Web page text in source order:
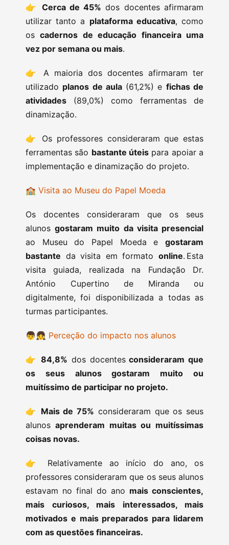
👉 Cerca de 45% dos docentes afirmaram
utilizar tanto a plataforma educativa, como
oscadernos de educação financeira uma
vez por semana ou mais.
👉 A maioria dos docentes afirmaram ter
utilizado planos de aula(61,2%) e fichas de
atividades (89,0%) como ferramentas de
dinamização.
👉 Os professores consideraram que estas
ferramentas são bastante úteis para apoiar a
implementação e dinamização do projeto.
🏫 Visita ao Museu do Papel Moeda
Os docentes consideraram que os seus
alunosgostaram muito da visita presencial
ao Museu do Papel Moeda e gostaram
bastante da visita em formato online. Esta
visita guiada, realizada na Fundação Dr.
António Cupertino de Miranda ou
digitalmente, foi disponibilizada a todas as
turmas participantes.
👦👧 Perceção do impacto nos alunos
👉84,8% dos docentesconsideraram que
os seus alunos gostaram muito ou
muitíssimo de participar no projeto.
👉 Mais de 75% consideraram que os seus
alunos aprenderam muitas ou muitíssimas
coisas novas.
👉 Relativamente ao início do ano, os
professores consideraram que os seus alunos
estavam no final do ano mais conscientes,
mais curiosos, mais interessados, mais
motivados e mais preparados para lidarem
com as questões financeiras.